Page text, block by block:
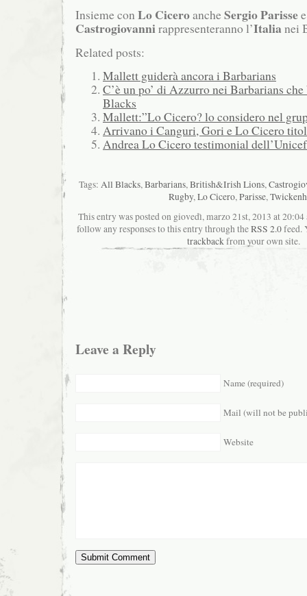
Insieme con Lo CiceroancheSergio Parisse
Castrogiovannirappresenteranno l’Italia nei
Related posts:
Mallett guiderà ancora i Barbarians
C’è un po’ di Azzurro nei Barbarians
Blacks
Mallett:”Lo Cicero? lo considero nel
Arrivano i Canguri, Gori e Lo Cicero
Andrea Lo Cicero testimonial dell’Unicef
Tags: All Blacks,Barbarians,British&Irish Lions,
Rugby,Lo Cicero,Parisse,
This entry was posted on giovedì, marzo 21st, 2013 at
follow any responses to this entry through theRSS 2.0feed.
trackbackfrom your own site.
Leave a Reply
Name (required)
Mail (will not be
Website